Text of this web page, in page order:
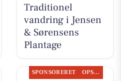
Traditionel
vandring i Jensen
& Sørensens
Plantage
SPONSORERET OPSLAGSTAVLEN